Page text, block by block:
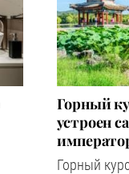
Горный
устроен
Горный